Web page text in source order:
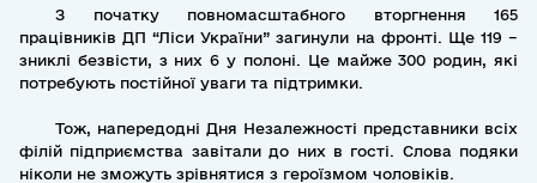
З початку повномасштабного вторгнення 165
працівників ДП “Ліси України” загинули на фронті. Ще 119 –
зниклі безвісти, з них 6 у полоні. Це майже 300 родин, які
потребують постійної уваги та підтримки.
Тож, напередодні Дня Незалежності представники всіх
філій підприємства завітали до них в гості. Слова подяки
ніколи не зможуть зрівнятися з героїзмом чоловіків.